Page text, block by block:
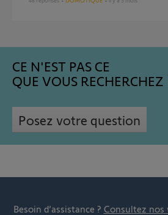
CE N'EST PAS CE
QUE VOUS RECHERCHEZ
Posez votre question
Besoin d’assistance ? Consultez nos